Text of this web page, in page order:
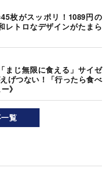
枚がスッポリ！1089円の
レトロなデザインがたまら
まじ無限に食える」サイゼ
げつない！「行ったら食べ
》
覧